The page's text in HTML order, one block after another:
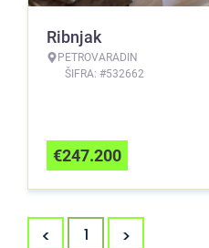
Ribnjak
PETROVARADIN
ŠIFRA: #532662
€247.200
< 1 >